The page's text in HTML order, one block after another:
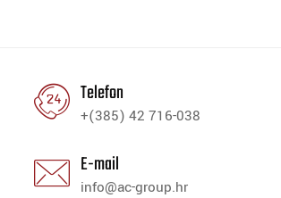
Telefon
+(385) 42 716-038
E-mail
info@ac-group.hr